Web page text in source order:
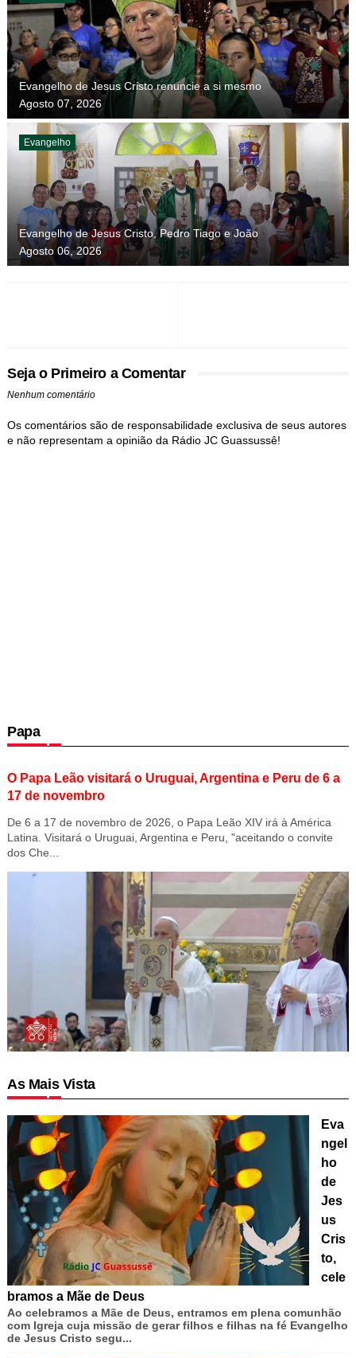
Evangelho de Jesus Cristo renuncie a si mesmo
Agosto 07, 2026
Evangelho
Evangelho de Jesus Cristo, Pedro Tiago e João
Agosto 06, 2026
Seja o Primeiro a Comentar
Nenhum comentário
Os comentários são de responsabilidade exclusiva de seus autores
e não representam a opinião da Rádio JC Guassussê!
Papa
O Papa Leão visitará o Uruguai, Argentina e Peru de 6 a
17 de novembro
De 6 a 17 de novembro de 2026, o Papa Leão XIV irá à América
Latina. Visitará o Uruguai, Argentina e Peru, "aceitando o convite
dos Che...
As Mais Vista
Eva
ngel
ho
de
Jes
us
Cris
to,
cele
bramos a Mãe de Deus
Ao celebramos a Mãe de Deus, entramos em plena comunhão
com Igreja cuja missão de gerar filhos e filhas na fé Evangelho
de Jesus Cristo segu...